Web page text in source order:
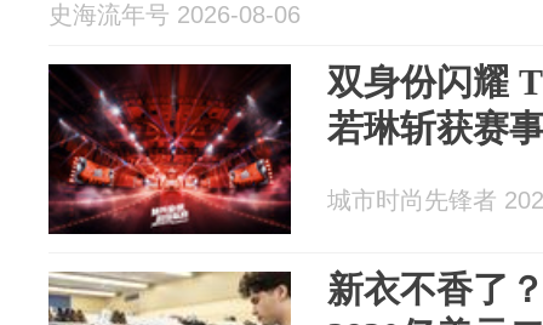
史海流年号 2026-08-06
双身份闪耀
若琳斩获赛
城市时尚先锋者
新衣不香了